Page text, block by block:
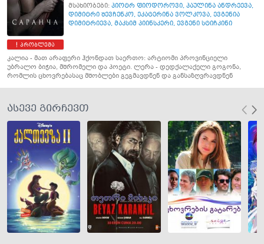
პრობლემა
მსახიობები: პიოტრ ფიოდოროვი, პაულინა ანდრეევა,
დიმიტრი შევჩენკო, ეკატერინა ვოლკოვა, ევგენია
დიმიტრიევა, მაკსიმ პიინსკერი, ევგენი სტიჩკინი
კალია - მათ არაფერი ჰქონდათ საერთო: არტიომი პროვინციელი
უბრალო ბიჭია, მშრომელი და პოეტი. ლერა - დედქალაქელი გოგონა,
რომლის ცხოვრებასაც მშობლები გეგმავდნენ და განსაზღვრავდნენ
ასევე გირჩევთ